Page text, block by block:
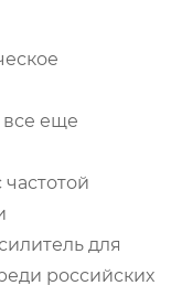
еще
для
российских